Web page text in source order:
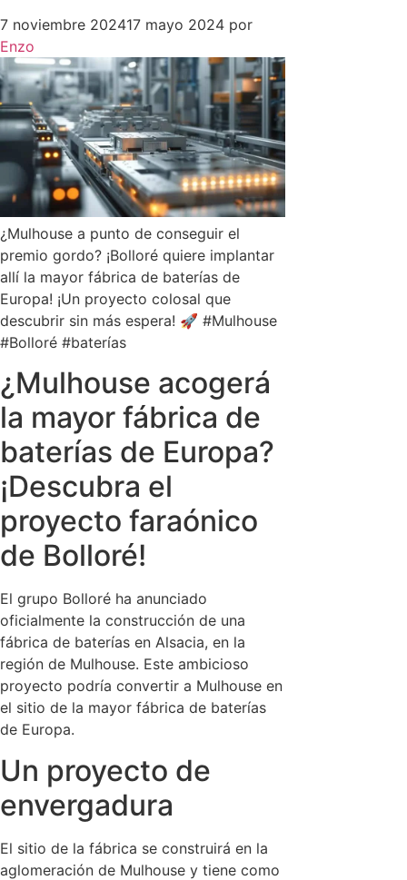
7 noviembre 202417 mayo 2024 por
Enzo
¿Mulhouse a punto de conseguir el
premio gordo? ¡Bolloré quiere implantar
allí la mayor fábrica de baterías de
Europa! ¡Un proyecto colosal que
descubrir sin más espera! 🚀 #Mulhouse
#Bolloré #baterías
¿Mulhouse acogerá
la mayor fábrica de
baterías de Europa?
¡Descubra el
proyecto faraónico
de Bolloré!
El grupo Bolloré ha anunciado
oficialmente la construcción de una
fábrica de baterías en Alsacia, en la
región de Mulhouse. Este ambicioso
proyecto podría convertir a Mulhouse en
el sitio de la mayor fábrica de baterías
de Europa.
Un proyecto de
envergadura
El sitio de la fábrica se construirá en la
aglomeración de Mulhouse y tiene como